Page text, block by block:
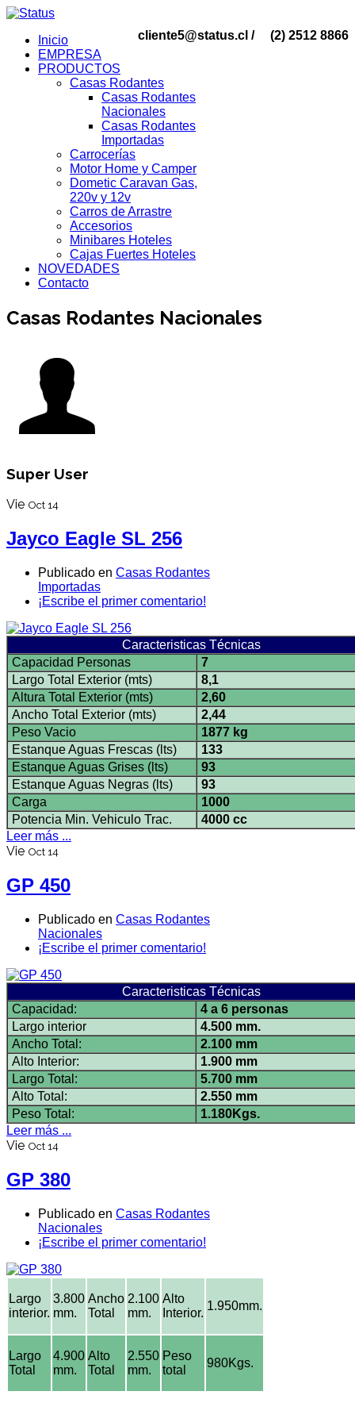
cliente5@status.cl / (2) 2512 8866
Inicio
EMPRESA
PRODUCTOS
Casas Rodantes
Casas Rodantes
Nacionales
Casas Rodantes
Importadas
Carrocerías
Motor Home y Camper
Dometic Caravan Gas,
220v y 12v
Carros de Arrastre
Accesorios
Minibares Hoteles
Cajas Fuertes Hoteles
NOVEDADES
Contacto
Casas Rodantes Nacionales
Super User
Vie Oct 14
Jayco Eagle SL 256
Publicado en Casas Rodantes
Importadas
¡Escribe el primer comentario!
Caracteristicas Técnicas
Capacidad Personas
7
Largo Total Exterior (mts)
8,1
Altura Total Exterior (mts)
2,60
Ancho Total Exterior (mts)
2,44
Peso Vacio
1877 kg
Estanque Aguas Frescas (lts)
133
Estanque Aguas Grises (lts)
93
Estanque Aguas Negras (lts)
93
Carga
1000
Potencia Min. Vehiculo Trac.
4000 cc
Leer más ...
Vie Oct 14
GP 450
Publicado en Casas Rodantes
Nacionales
¡Escribe el primer comentario!
Caracteristicas Técnicas
Capacidad:
4 a 6 personas
Largo interior
4.500 mm.
Ancho Total:
2.100 mm
Alto Interior:
1.900 mm
Largo Total:
5.700 mm
Alto Total:
2.550 mm
Peso Total :
1.180Kgs.
Leer más ...
Vie Oct 14
GP 380
Publicado en Casas Rodantes
Nacionales
¡Escribe el primer comentario!
Largo
interior.
3.800
mm.
Ancho
Total
2.100
mm.
Alto
Interior.
1.950mm.
Largo
Total
4.900
mm.
Alto
Total
2.550
mm.
Peso
total
980Kgs.